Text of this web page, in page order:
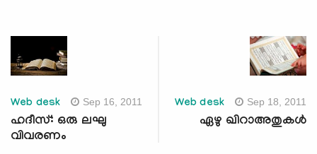
Web desk Sep 16, 2011
ഹദീസ്: ഒരു ലഘു
വിവരണം
Web desk Sep 18, 2011
ഏഴു ഖിറാഅതുകള്‍